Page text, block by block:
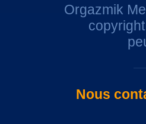
Orgazmik
Nous